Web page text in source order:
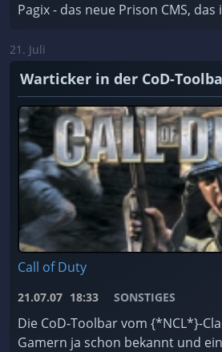
Pagix - das neue Prison CMS,
21. Juli
Warticker in der CoD-
Call of Duty
21.07.07 18:33 SONSTIGES
Die CoD-Toolbar vom {*NCL*}-
Gamern ja schon bekannt und